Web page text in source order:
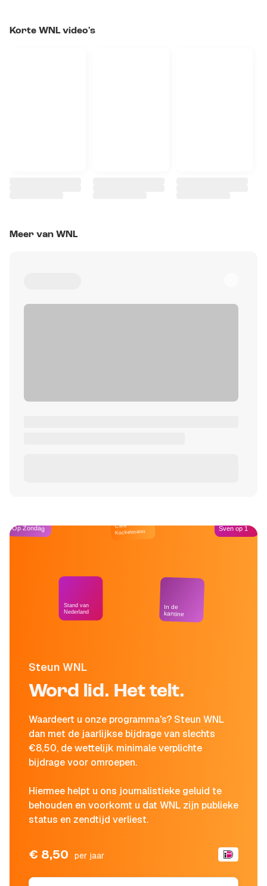
Korte WNL video's
Meer van WNL
Steun WNL
Word lid. Het telt.
Waardeert u onze programma's? Steun WNL
dan met de jaarlijkse bijdrage van slechts
€8,50, de wettelijk minimale verplichte
bijdrage voor omroepen.
Hiermee helpt u ons journalistieke geluid te
behouden en voorkomt u dat WNL zijn publieke
status en zendtijd verliest.
€ 8,50 per jaar
Op Zondag
Stand van
Nederland
Café
Kockelmann
In de
kantine
Sven op 1